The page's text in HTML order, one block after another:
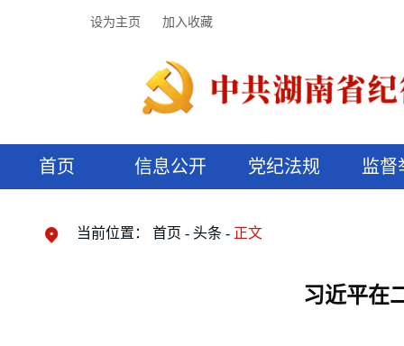
设为主页 加入收藏
首页 信息公开 党纪法规 监督
当前位置： 首页 头条 正文
习近平在